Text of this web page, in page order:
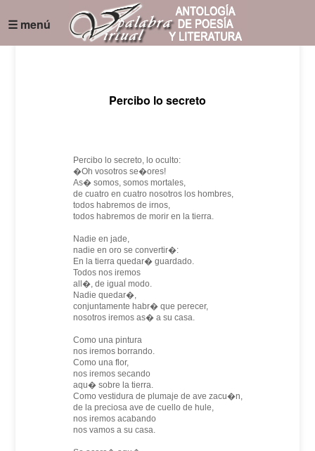
☰ menú
Percibo lo secreto
Percibo lo secreto, lo oculto:
�Oh vosotros se�ores!
As� somos, somos mortales,
de cuatro en cuatro nosotros los hombres,
todos habremos de irnos,
todos habremos de morir en la tierra.
Nadie en jade,
nadie en oro se convertir�:
En la tierra quedar� guardado.
Todos nos iremos
all�, de igual modo.
Nadie quedar�,
conjuntamente habr� que perecer,
nosotros iremos as� a su casa.
Como una pintura
nos iremos borrando.
Como una flor,
nos iremos secando
aqu� sobre la tierra.
Como vestidura de plumaje de ave zacu�n,
de la preciosa ave de cuello de hule,
nos iremos acabando
nos vamos a su casa.